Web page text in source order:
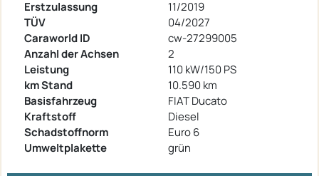
Erstzulassung
11/2019
TÜV
04/2027
Caraworld ID
cw-27299005
Anzahl der Achsen
2
Leistung
110 kW/150 PS
km Stand
10.590 km
Basisfahrzeug
FIAT Ducato
Kraftstoff
Diesel
Schadstoffnorm
Euro 6
Umweltplakette
grün